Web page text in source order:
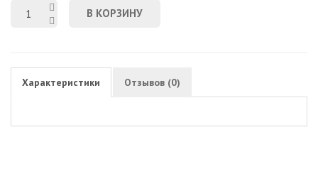
В КОРЗИНУ
Характеристики Отзывов (0)